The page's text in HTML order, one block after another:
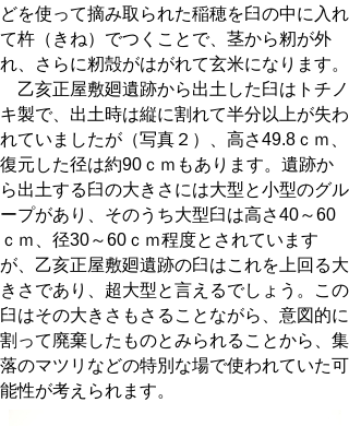
どを使って摘み取られた稲穂を臼の中に入れ
て杵（きね）でつくことで、茎から籾が外
れ、さらに籾殻がはがれて玄米になります。
乙亥正屋敷廻遺跡から出土した臼はトチノ
キ製で、出土時は縦に割れて半分以上が失わ
れていましたが（写真２）、高さ49.8ｃｍ、
復元した径は約90ｃｍもあります。遺跡か
ら出土する臼の大きさには大型と小型のグル
ープがあり、そのうち大型臼は高さ40～60
ｃｍ、径30～60ｃｍ程度とされています
が、乙亥正屋敷廻遺跡の臼はこれを上回る大
きさであり、超大型と言えるでしょう。この
臼はその大きさもさることながら、意図的に
割って廃棄したものとみられることから、集
落のマツリなどの特別な場で使われていた可
能性が考えられます。